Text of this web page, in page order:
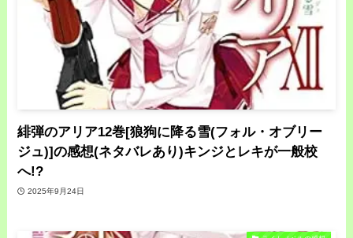
緋弾のアリア12巻[狼狗に降る雪(フォル・オブリー
ジュ)]の感想(ネタバレあり)キンジとレキが一般校
へ!?
2025年9月24日